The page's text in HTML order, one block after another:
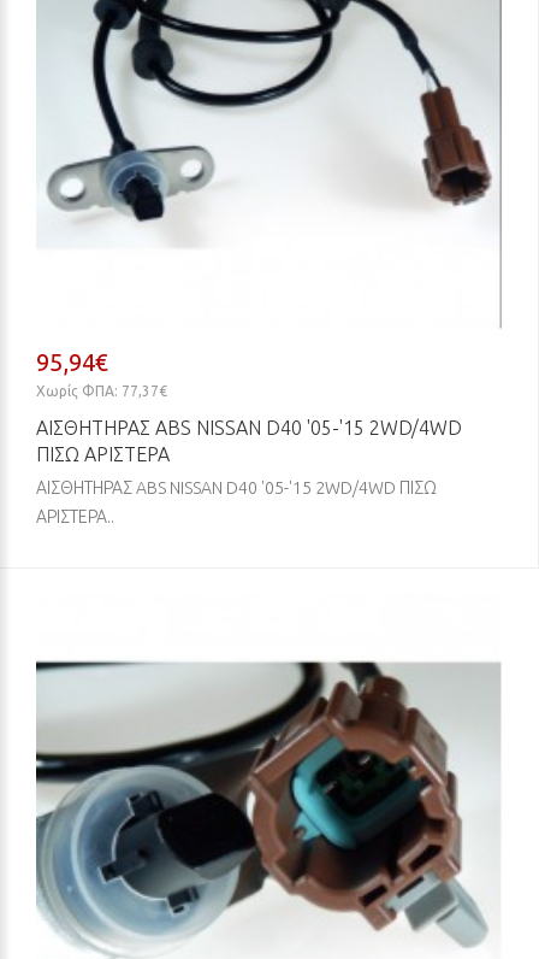
95,94€
Χωρίς ΦΠΑ: 77,37€
ΑΙΣΘΗΤΗΡΑΣ ABS NISSAN D40 '05-'15 2WD/4WD
ΠΙΣΩ ΑΡΙΣΤΕΡΑ
ΑΙΣΘΗΤΗΡΑΣ ABS NISSAN D40 '05-'15 2WD/4WD ΠΙΣΩ
ΑΡΙΣΤΕΡΑ..